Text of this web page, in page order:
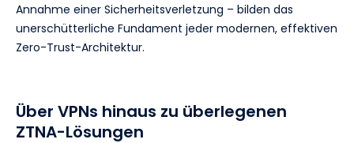
Annahme einer Sicherheitsverletzung – bilden das
unerschütterliche Fundament jeder modernen, effektiven
Zero-Trust-Architektur.
Über VPNs hinaus zu überlegenen
ZTNA-Lösungen